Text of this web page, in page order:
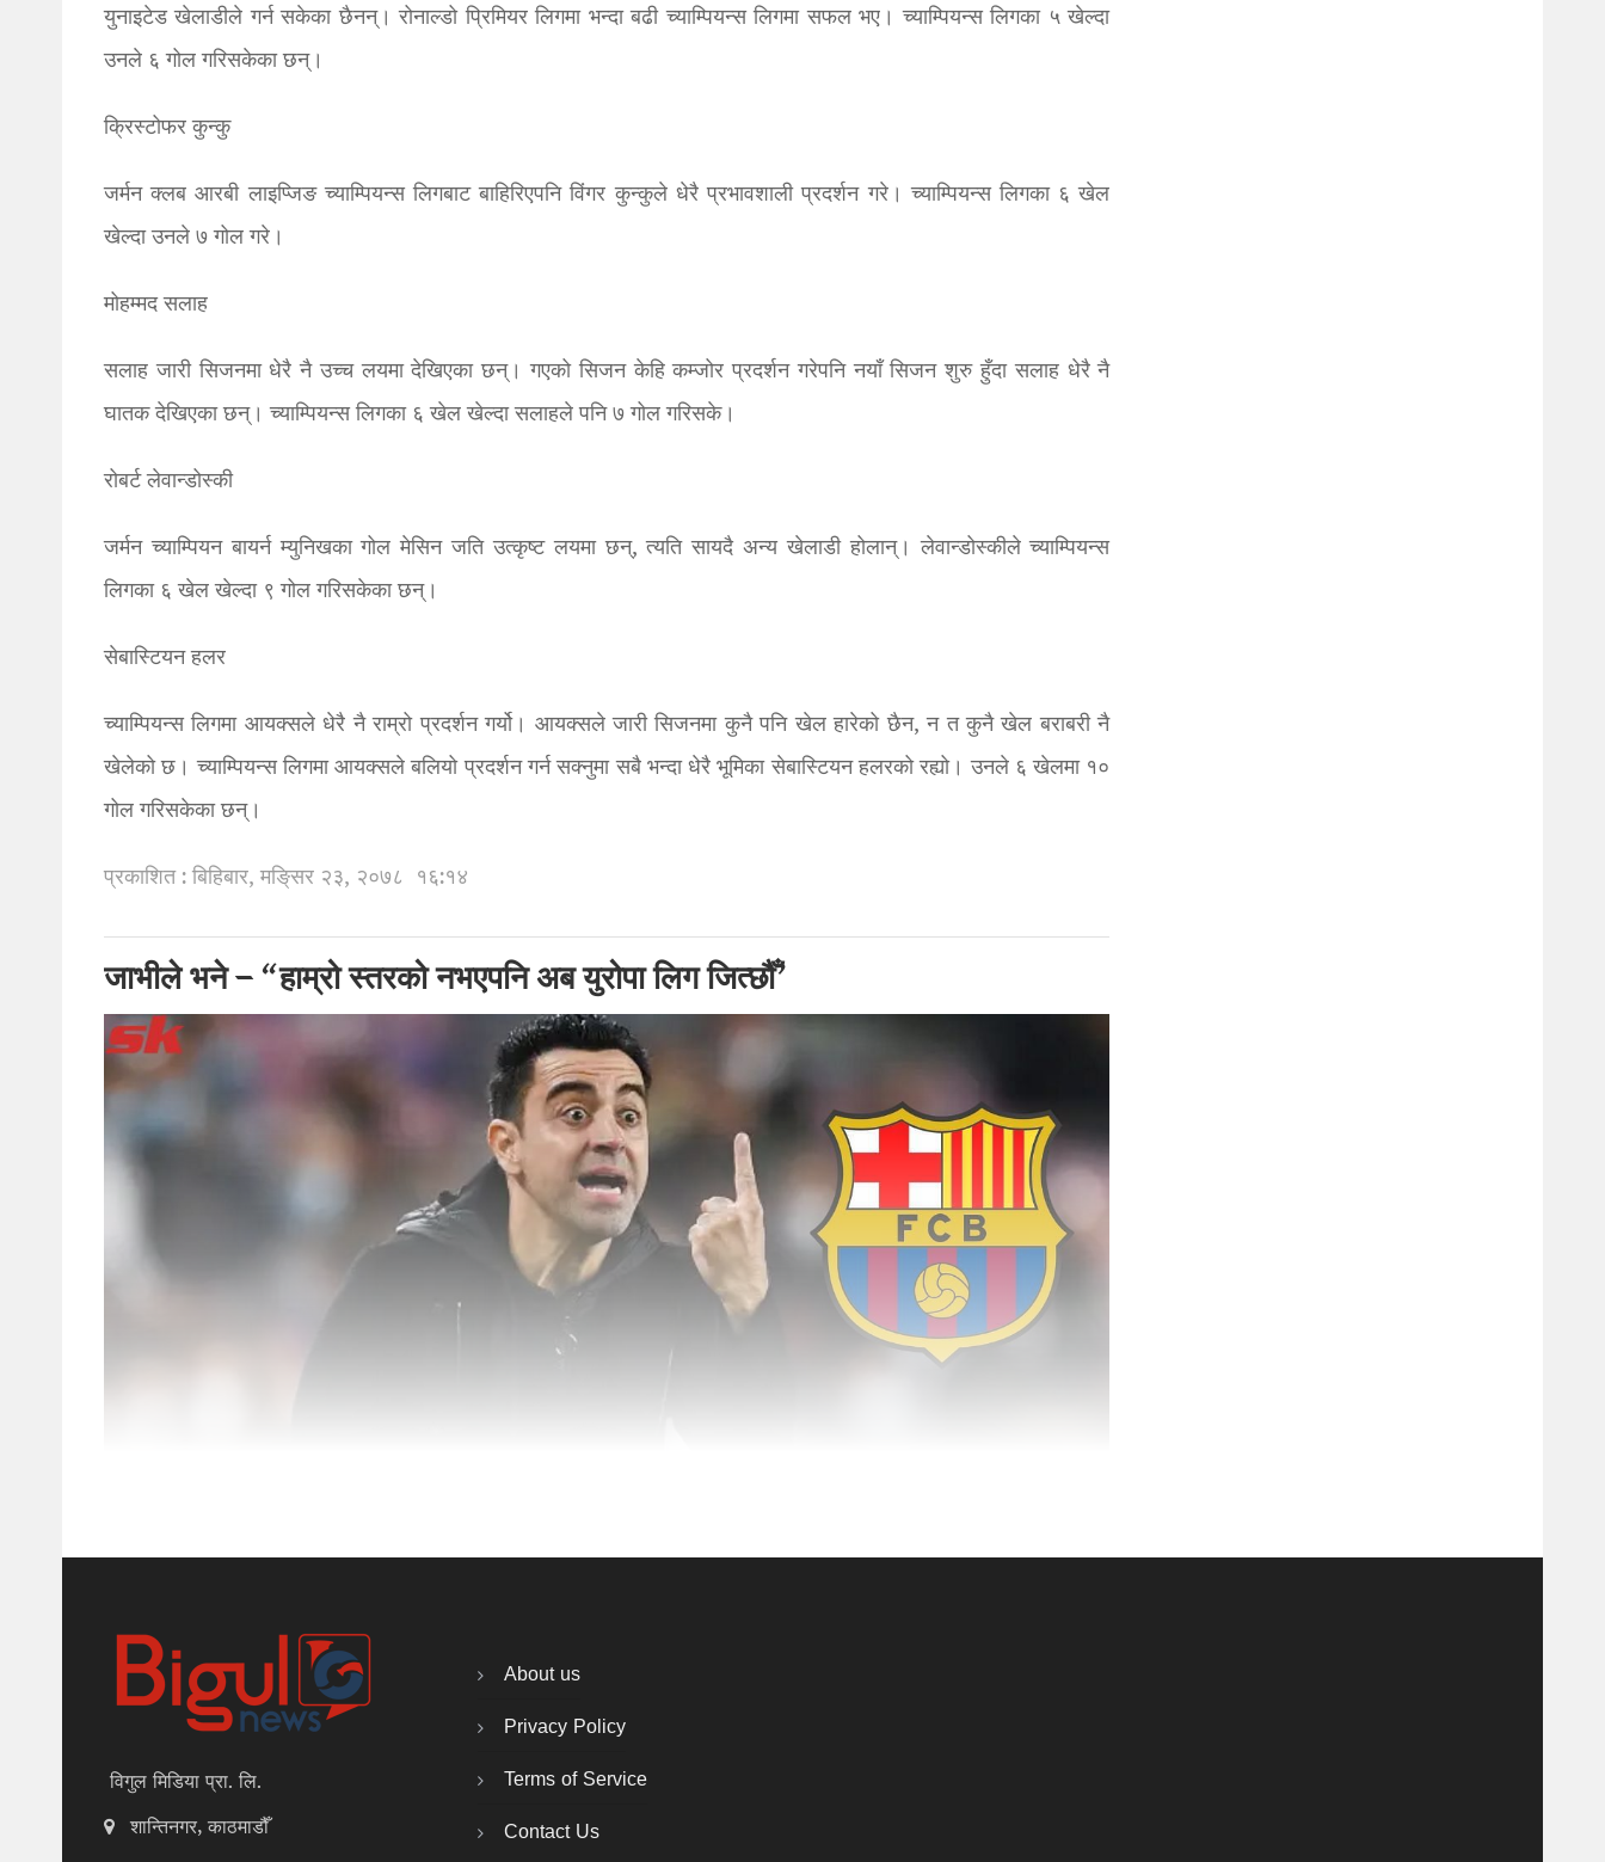
युनाइटेड खेलाडीले गर्न सकेका छैनन्। रोनाल्डो प्रिमियर लिगमा भन्दा बढी च्याम्पियन्स लिगमा सफल भए। च्याम्पियन्स लिगका ५ खेल्दा
उनले ६ गोल गरिसकेका छन्।
क्रिस्टोफर कुन्कु
जर्मन क्लब आरबी लाइप्जिङ च्याम्पियन्स लिगबाट बाहिरिएपनि विंगर कुन्कुले धेरै प्रभावशाली प्रदर्शन गरे। च्याम्पियन्स लिगका ६ खेल
खेल्दा उनले ७ गोल गरे।
मोहम्मद सलाह
सलाह जारी सिजनमा धेरै नै उच्च लयमा देखिएका छन्। गएको सिजन केहि कम्जोर प्रदर्शन गरेपनि नयाँ सिजन शुरु हुँदा सलाह धेरै नै
घातक देखिएका छन्। च्याम्पियन्स लिगका ६ खेल खेल्दा सलाहले पनि ७ गोल गरिसके।
रोबर्ट लेवान्डोस्की
जर्मन च्याम्पियन बायर्न म्युनिखका गोल मेसिन जति उत्कृष्ट लयमा छन्, त्यति सायदै अन्य खेलाडी होलान्। लेवान्डोस्कीले च्याम्पियन्स
लिगका ६ खेल खेल्दा ९ गोल गरिसकेका छन्।
सेबास्टियन हलर
च्याम्पियन्स लिगमा आयक्सले धेरै नै राम्रो प्रदर्शन गर्यो। आयक्सले जारी सिजनमा कुनै पनि खेल हारेको छैन, न त कुनै खेल बराबरी नै
खेलेको छ। च्याम्पियन्स लिगमा आयक्सले बलियो प्रदर्शन गर्न सक्नुमा सबै भन्दा धेरै भूमिका सेबास्टियन हलरको रह्यो। उनले ६ खेलमा १०
गोल गरिसकेका छन्।
प्रकाशित : बिहिबार, मङि्सर २३, २०७८ १६:१४
जाभीले भने – “हाम्रो स्तरको नभएपनि अब युरोपा लिग जित्छौँ’
विगुल मिडिया प्रा. लि.
शान्तिनगर, काठमाडौँ
About us
Privacy Policy
Terms of Service
Contact Us